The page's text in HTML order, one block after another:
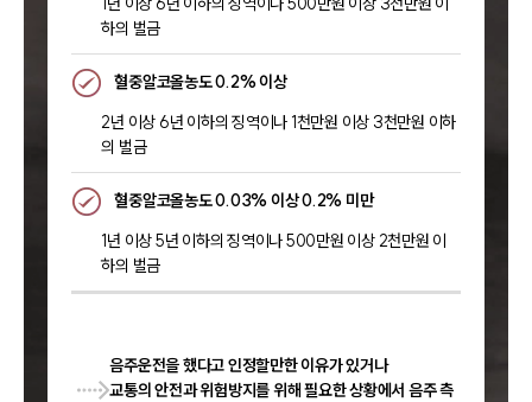
하의 벌금
혈중알코올농도 0.2% 이상
2년 이상 6년 이하의 징역이나 1천만원 이상 3천만원 이하
의 벌금
혈중알코올농도 0.03% 이상 0.2% 미만
1년 이상 5년 이하의 징역이나 500만원 이상 2천만원 이
하의 벌금
음주운전을 했다고 인정할만한 이유가 있거나
교통의 안전과 위험방지를 위해 필요한 상황에서 음주 측